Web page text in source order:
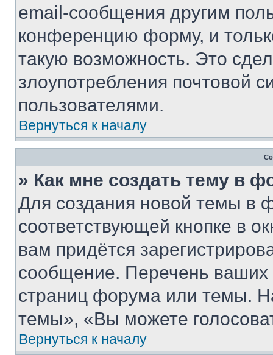
email-сообщения другим
конференцию форму, и
такую возможность. Это
злоупотребления почтовой
пользователями.
Вернуться к началу
» Как мне создать тему в
Для создания новой темы в
соответствующей кнопке в
вам придётся
сообщение. Перечень ваших
страниц форума или темы.
темы», «Вы можете
Вернуться к началу